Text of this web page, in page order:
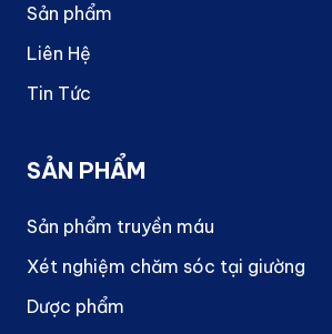
Sản phẩm
Liên Hệ
Tin Tức
SẢN PHẨM
Sản phẩm truyền máu
Xét nghiệm chăm sóc tại giường
Dược phẩm